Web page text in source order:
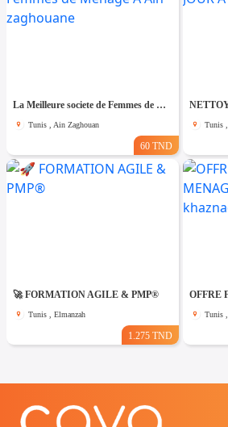
La Meilleure societe de Femmes de Ménage A Ain zaghouane
Tunis , Ain Zaghouan
60 TND
Tunis
🚀 FORMATION AGILE & PMP®
Tunis , Elmanzah
1.275 TND
Tunis ,